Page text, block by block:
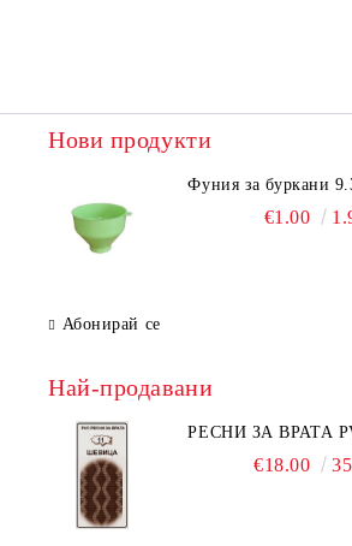
Нови продукти
Фуния за буркани
€1.00
Абонирай се
Най-продавани
РЕСНИ ЗА ВРАТА
€18.00